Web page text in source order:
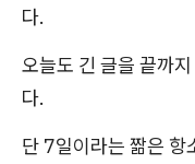
다.
오늘도 긴 글을 끝까
다.
단 7일이라는 짦은 항